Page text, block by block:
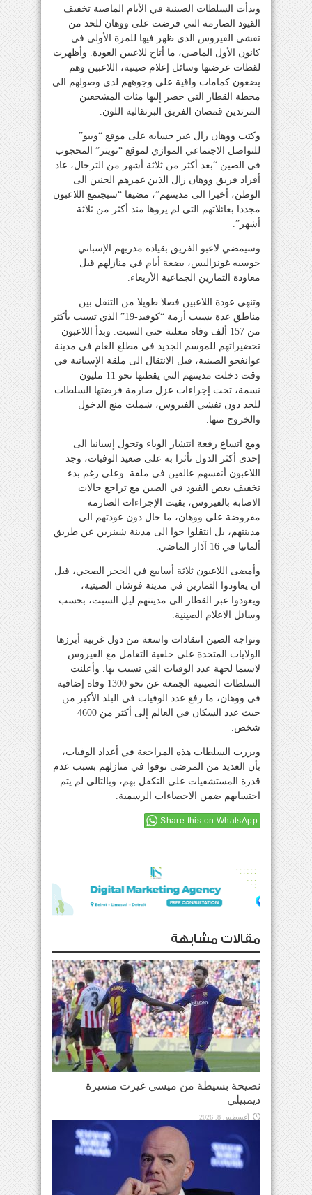
وبدأت السلطات الصينية في الأيام الماضية تخفيف
القيود الصارمة التي فرضت على ووهان للحد من
تفشي الفيروس الذي ظهر فيها للمرة الأولى في
كانون الأول الماضي، ما أتاح للاعبين العودة. وأظهرت
لقطات عرضتها وسائل إعلام صينية، اللاعبين وهم
يضعون كمامات واقية على وجوههم لدى وصولهم الى
محطة القطار التي حضر إليها مئات المشجعين
المرتدين قمصان الفريق البرتقالية اللون.
وكتب ووهان زال عبر حسابه على موقع “ويبو”
للتواصل الاجتماعي الموازي لموقع “تويتر” المحجوب
في الصين “بعد أكثر من ثلاثة أشهر من الترحال، عاد
أفراد فريق ووهان زال الذين غمرهم الحنين الى
الوطن، أخيرا الى مدينتهم”، مضيفا “سيجتمع اللاعبون
مجددا بعائلاتهم التي لم يروها منذ أكثر من ثلاثة
أشهر”.
وسيمضي لاعبو الفريق بقيادة مدربهم الإسباني
خوسيه غونزاليس، بضعة أيام في منازلهم قبل
معاودة التمارين الجماعية الأربعاء.
وتنهي عودة اللاعبين فصلا طويلا من التنقل بين
مناطق عدة بسبب أزمة “كوفيد-19” الذي تسبب بأكثر
من 157 ألف وفاة معلنة حتى السبت. وبدأ اللاعبون
تحضيراتهم للموسم الجديد في مطلع العام في مدينة
غوانغجو الصينية، قبل الانتقال الى ملقة الإسبانية في
وقت دخلت مدينتهم التي يقطنها نحو 11 مليون
نسمة، تحت إجراءات عزل صارمة فرضتها السلطات
للحد دون تفشي الفيروس، شملت منع الدخول
والخروج منها.
ومع اتساع رقعة انتشار الوباء وتحول إسبانيا الى
إحدى أكثر الدول تأثرا به على صعيد الوفيات، وجد
اللاعبون أنفسهم عالقين في ملقة. وعلى رغم بدء
تخفيف بعض القيود في الصين مع تراجع حالات
الاصابة بالفيروس، بقيت الإجراءات الصارمة
مفروضة على ووهان، ما حال دون عودتهم الى
مدينتهم، بل انتقلوا جوا الى مدينة شينزين عن طريق
ألمانيا في 16 آذار الماضي.
وأمضى اللاعبون ثلاثة أسابيع في الحجر الصحي، قبل
ان يعاودوا التمارين في مدينة فوشان الصينية،
ويعودوا عبر القطار الى مدينتهم ليل السبت، بحسب
وسائل الاعلام الصينية.
وتواجه الصين انتقادات واسعة من دول غربية أبرزها
الولايات المتحدة على خلفية التعامل مع الفيروس
لاسيما لجهة عدد الوفيات التي تسبب بها. وأعلنت
السلطات الصينية الجمعة عن نحو 1300 وفاة إضافية
في ووهان، ما رفع عدد الوفيات في البلد الأكبر من
حيث عدد السكان في العالم إلى أكثر من 4600
شخص.
وبررت السلطات هذه المراجعة في أعداد الوفيات،
بأن العديد من المرضى توفوا في منازلهم بسبب عدم
قدرة المستشفيات على التكفل بهم، وبالتالي لم يتم
احتسابهم ضمن الاحصاءات الرسمية.
Share this on WhatsApp
مقالات مشابهة
نصيحة بسيطة من ميسي غيرت مسيرة
ديمبيلي
أغسطس 8, 2026